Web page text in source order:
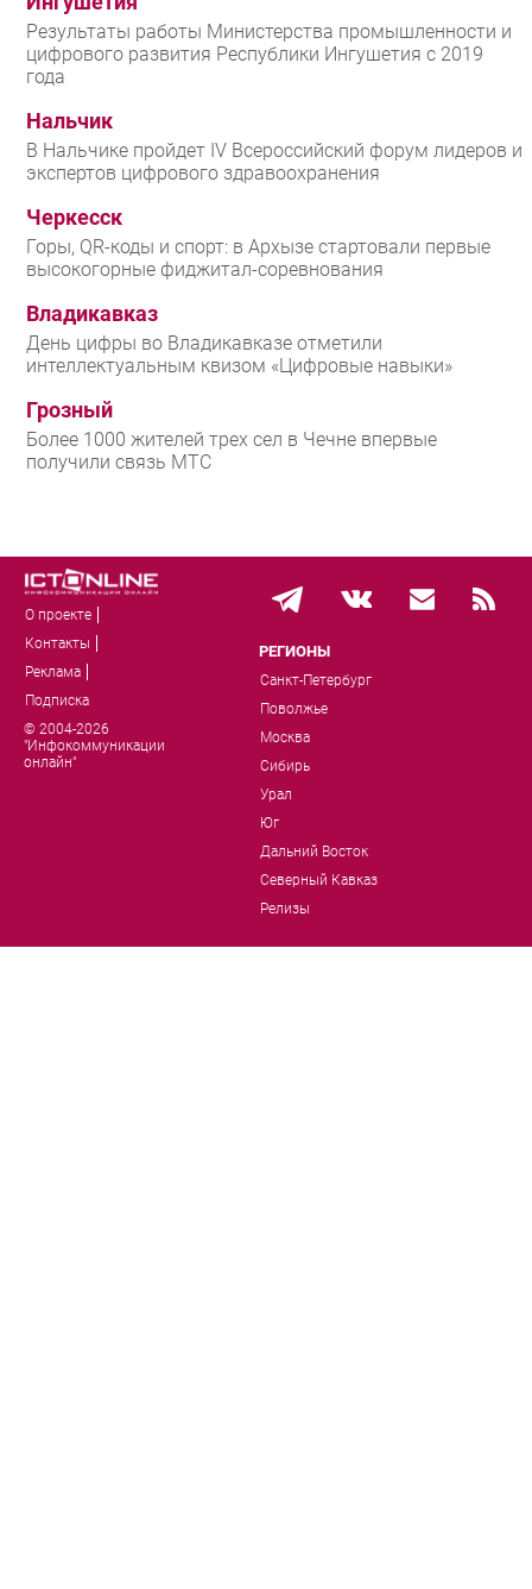
Результаты работы Министерства промышленности и
цифрового развития Республики Ингушетия с 2019
года
Нальчик
В Нальчике пройдет IV Всероссийский форум лидеров и
экспертов цифрового здравоохранения
Черкесск
Горы, QR-коды и спорт: в Архызе стартовали первые
высокогорные фиджитал-соревнования
Владикавказ
День цифры во Владикавказе отметили
интеллектуальным квизом «Цифровые навыки»
Грозный
Более 1000 жителей трех сел в Чечне впервые
получили связь МТС
О проекте
Контакты
Реклама
Подписка
© 2004-2026
"Инфокоммуникации
онлайн"
РЕГИОНЫ
Санкт-Петербург
Поволжье
Москва
Сибирь
Урал
Юг
Дальний Восток
Северный Кавказ
Релизы